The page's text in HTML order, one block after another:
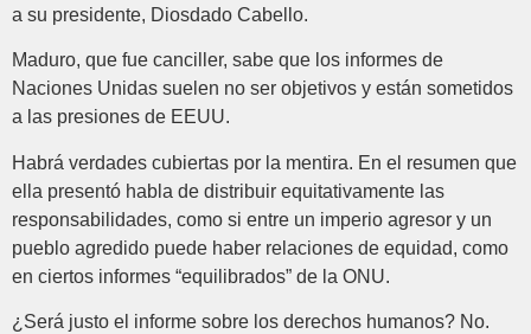
a su presidente, Diosdado Cabello.
Maduro, que fue canciller, sabe que los informes de
Naciones Unidas suelen no ser objetivos y están sometidos
a las presiones de EEUU.
Habrá verdades cubiertas por la mentira. En el resumen que
ella presentó habla de distribuir equitativamente las
responsabilidades, como si entre un imperio agresor y un
pueblo agredido puede haber relaciones de equidad, como
en ciertos informes “equilibrados” de la ONU.
¿Será justo el informe sobre los derechos humanos? No.